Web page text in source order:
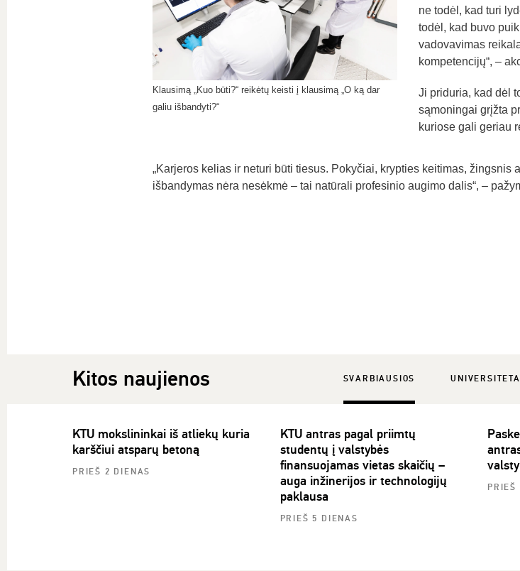
Klausimą „Kuo būti?“ reikėtų keisti į klausimą „O ką dar
galiu išbandyti?“
ne todėl, kad turi
todėl, kad buvo
vadovavimas
kompetencijų“, –
Ji priduria, kad dėl
sąmoningai grįžta
kuriose gali geriau
„Karjeros kelias ir neturi būti tiesus. Pokyčiai, krypties keitimas, žingsnis
išbandymas nėra nesėkmė – tai natūrali profesinio augimo dalis“, –
Kitos naujienos SVARBIAUSIOS
KTU mokslininkai iš atliekų kuria
karščiui atsparų betoną
PRIEŠ 2 DIENAS
KTU antras pagal priimtų
studentų į valstybės
finansuojamas vietas skaičių –
auga inžinerijos ir technologijų
paklausa
PRIEŠ 5 DIENAS
PRIEŠ